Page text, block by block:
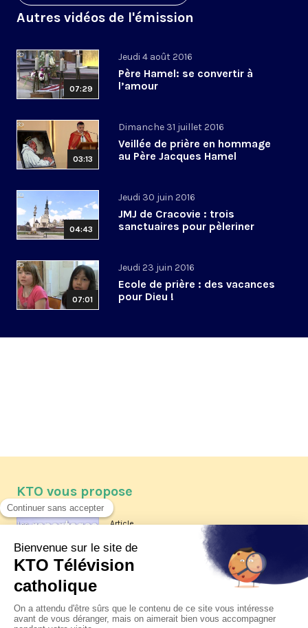
Autres vidéos de l'émission
07:29
Jeudi 4 août 2016
Père Hamel: se convertir à
l’amour
03:13
Dimanche 31 juillet 2016
Veillée de prière en hommage
au Père Jacques Hamel
04:43
Jeudi 30 juin 2016
JMJ de Cracovie : trois
sanctuaires pour pèleriner
07:01
Jeudi 23 juin 2016
Ecole de prière : des vacances
pour Dieu !
KTO vous propose
Article
Les reportages d'été 2026 de KTO
La visite pastorale du pape Léon
XIV à Assise à suivre sur KTO le
jeudi 6 août